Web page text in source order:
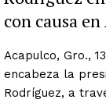
con causa
Acapulco, Gro.,
encabeza la
Rodríguez, a